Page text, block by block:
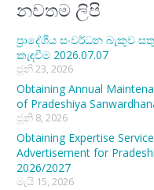
නවතම ලිපි
ප්‍රාදේශීය සංවර්ධන බැකුව
කැඳවීම 2026.07.07
ජූනි 23, 2026
Obtaining Annual
of Pradeshiya
ජූනි 8, 2026
Obtaining Expertise
Advertisement for
2026/2027
මැයි 15, 2026